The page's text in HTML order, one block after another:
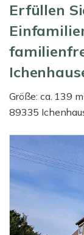
Erfüllen
Größe: ca. 139
89335